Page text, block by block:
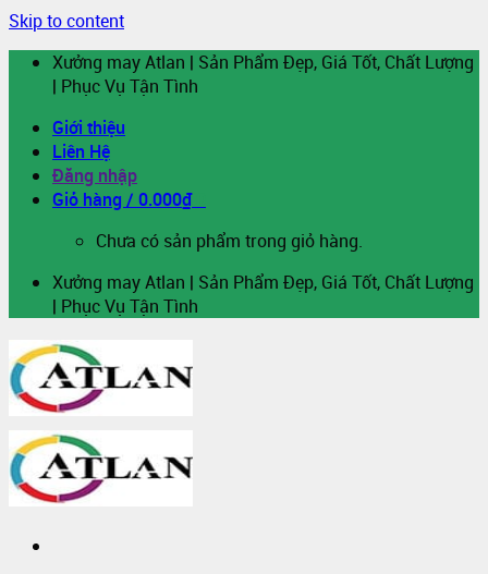
Skip to content
Xưởng may Atlan | Sản Phẩm Đẹp, Giá Tốt, Chất Lượng
| Phục Vụ Tận Tình
Giới thiệu
Liên Hệ
Đăng nhập
Giỏ hàng / 0.000₫
Chưa có sản phẩm trong giỏ hàng.
Xưởng may Atlan | Sản Phẩm Đẹp, Giá Tốt, Chất Lượng
| Phục Vụ Tận Tình